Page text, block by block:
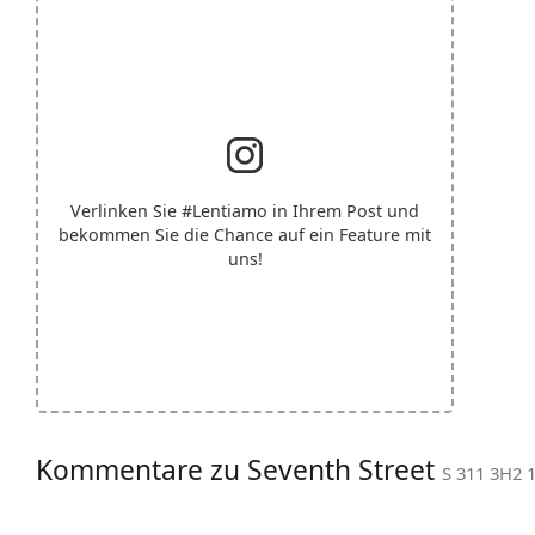
Verlinken Sie #Lentiamo in Ihrem Post und
bekommen Sie die Chance auf ein Feature mit
uns!
Kommentare zu Seventh Street S 311 3H2